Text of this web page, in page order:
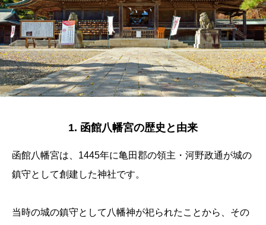
1. 函館八幡宮の歴史と由来
函館八幡宮は、1445年に亀田郡の領主・河野政通が城の
鎮守として創建した神社です。
当時の城の鎮守として八幡神が祀られたことから、その